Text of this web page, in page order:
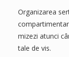
Organizarea
mizezi atunci
tale de vis.